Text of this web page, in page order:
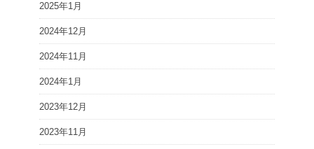
2025年1月
2024年12月
2024年11月
2024年1月
2023年12月
2023年11月